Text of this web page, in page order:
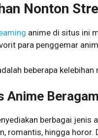
Nonton
anime di situs ini
para penggemar
beberapa
Anime Beragam
berbagai jenis
romantis, hingga horor.